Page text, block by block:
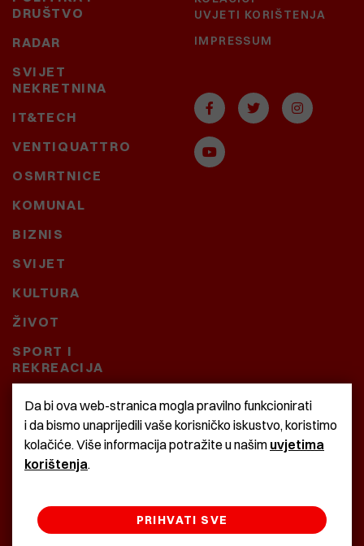
DRUŠTVO
RADAR
SVIJET
NEKRETNINA
IT&TECH
VENTIQUATTRO
OSMRTNICE
KOMUNAL
BIZNIS
SVIJET
KULTURA
ŽIVOT
SPORT I
REKREACIJA
CRNA KRONIKA
BAŠTARDINI I PRAVI
KRASNA ZEMLJA
UVJETI KORIŠTENJA
IMPRESSUM
Da bi ova web-stranica mogla pravilno funkcionirati
i da bismo unaprijedili vaše korisničko iskustvo, koristimo
kolačiće. Više informacija potražite u našim uvjetima
korištenja.
PRIHVATI SVE